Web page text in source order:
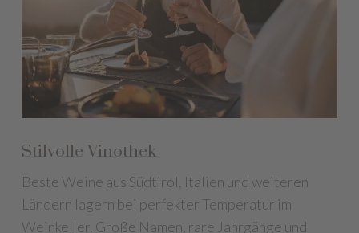
Stilvolle Vinothek
Beste Weine aus Südtirol, Italien und weiteren
Ländern lagern bei perfekter Temperatur im
Weinkeller. Große Namen, rare Jahrgänge und